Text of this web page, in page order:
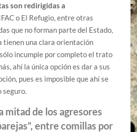
son redirigidas a
o El Refugio, entre otras
que no forman parte del Estado,
tienen una clara orientación
incumple por completo el trato
ahí la única opción es dar a sus
pues es imposible que ahí se
seguro.
mitad de los agresores
entre comillas por